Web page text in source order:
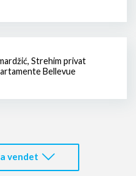
, Strehim privat
Bellevue
vendet